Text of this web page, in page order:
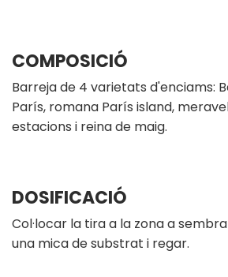
COMPOSICIÓ
Barreja de 4 varietats d'enciams:
París, romana París island,
estacions i reina de maig.
DOSIFICACIÓ
Col·locar la tira a la zona a
una mica de substrat i regar.